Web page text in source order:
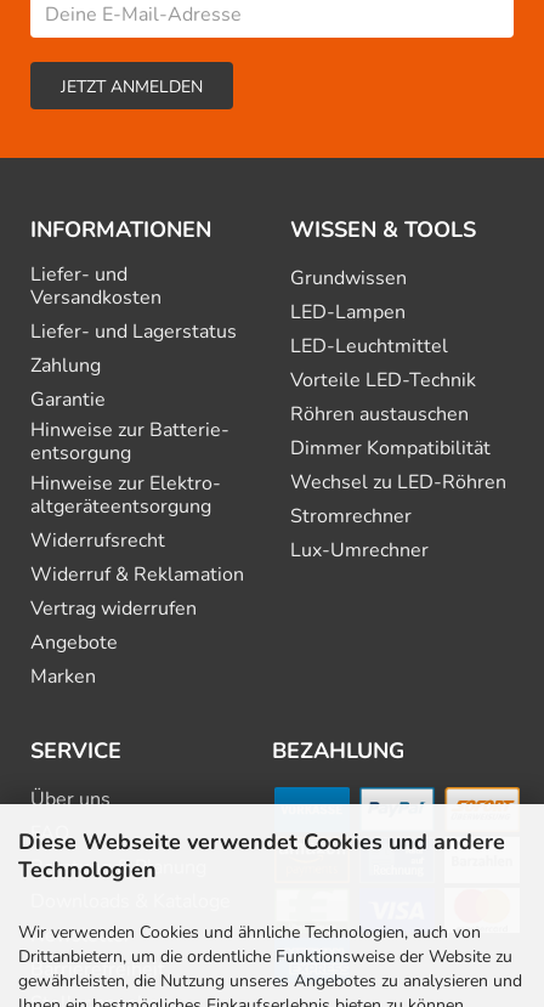
Diese Webseite verwendet Cookies und andere
Technologien
Wir verwenden Cookies und ähnliche Technologien, auch von
Drittanbietern, um die ordentliche Funktionsweise der Website zu
gewährleisten, die Nutzung unseres Angebotes zu analysieren und
INFORMATIONEN
Liefer- und
Versandkosten
Liefer- und Lagerstatus
Zahlung
Garantie
Hinweise zur Batterie­
entsorgung
Hinweise zur Elektro­
altgeräte­entsorgung
Widerrufsrecht
Widerruf & Reklamation
Vertrag widerrufen
Angebote
Marken
WISSEN & TOOLS
Grundwissen
LED-Lampen
LED-Leuchtmittel
Vorteile LED-Technik
Röhren austauschen
Dimmer Kompatibilität
Wechsel zu LED-Röhren
Stromrechner
Lux-Umrechner
SERVICE
Über uns
FAQ
Beratung & Planung
Newsletter
Barrierefreiheit
BEZAHLUNG